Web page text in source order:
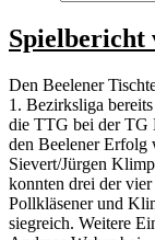
Spielbericht
Den Beelener
1. Bezirksliga
die TTG bei der TG
den Beelener Erfolg
Sievert/Jürgen
konnten drei der vier
Pollkläsener und
siegreich. Weitere